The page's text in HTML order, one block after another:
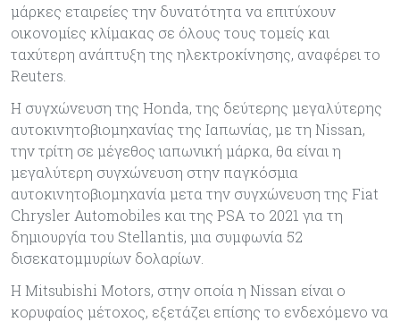
μάρκες εταιρείες την δυνατότητα να επιτύχουν
οικονομίες κλίμακας σε όλους τους τομείς και
ταχύτερη ανάπτυξη της ηλεκτροκίνησης, αναφέρει το
Reuters.
Η συγχώνευση της Honda, της δεύτερης μεγαλύτερης
αυτοκινητοβιομηχανίας της Ιαπωνίας, με τη Nissan,
την τρίτη σε μέγεθος ιαπωνική μάρκα, θα είναι η
μεγαλύτερη συγχώνευση στην παγκόσμια
αυτοκινητοβιομηχανία μετα την συγχώνευση της Fiat
Chrysler Automobiles και της PSA το 2021 για τη
δημιουργία του Stellantis, μια συμφωνία 52
δισεκατομμυρίων δολαρίων.
Η Mitsubishi Motors, στην οποία η Nissan είναι ο
κορυφαίος μέτοχος, εξετάζει επίσης το ενδεχόμενο να